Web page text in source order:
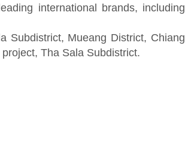
international brands, including
Subdistrict, Mueang District, Chiang
Tha Sala Subdistrict.